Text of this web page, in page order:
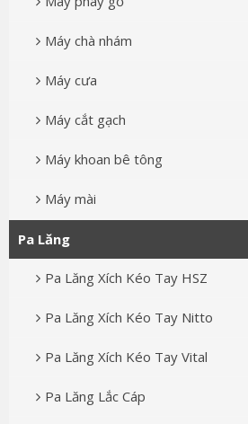
Máy chà nhám
Máy cưa
Máy cắt gạch
Máy khoan bê tông
Máy mài
Pa Lăng
Pa Lăng Xích Kéo Tay HSZ
Pa Lăng Xích Kéo Tay Nitto
Pa Lăng Xích Kéo Tay Vital
Pa Lăng Lắc Cáp